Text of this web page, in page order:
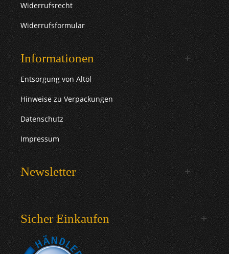
Widerrufsrecht
Widerrufsformular
Informationen
Entsorgung von Altöl
Hinweise zu Verpackungen
Datenschutz
Impressum
Newsletter
Sicher Einkaufen